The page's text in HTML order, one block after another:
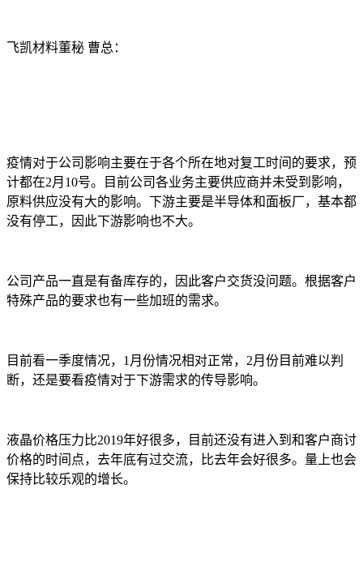
飞凯材料董秘 曹总：
疫情对于公司影响主要在于各个所在地对复工时间的要求，预
计都在2月10号。目前公司各业务主要供应商并未受到影响，
原料供应没有大的影响。下游主要是半导体和面板厂，基本都
没有停工，因此下游影响也不大。
公司产品一直是有备库存的，因此客户交货没问题。根据客户
特殊产品的要求也有一些加班的需求。
目前看一季度情况，1月份情况相对正常，2月份目前难以判
断，还是要看疫情对于下游需求的传导影响。
液晶价格压力比2019年好很多，目前还没有进入到和客户商讨
价格的时间点，去年底有过交流，比去年会好很多。量上也会
保持比较乐观的增长。